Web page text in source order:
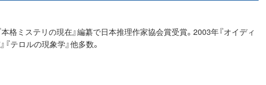
格ミステリの現在』編纂で日本推理作家協会賞受賞。2003年『オイディ
テロルの現象学』他多数。